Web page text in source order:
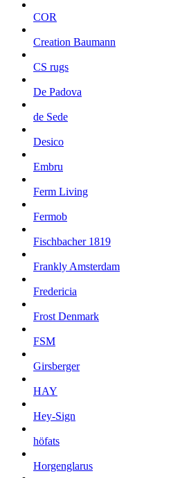
COR
Creation Baumann
CS rugs
De Padova
de Sede
Desico
Embru
Ferm Living
Fermob
Fischbacher 1819
Frankly Amsterdam
Fredericia
Frost Denmark
FSM
Girsberger
HAY
Hey-Sign
höfats
Horgenglarus